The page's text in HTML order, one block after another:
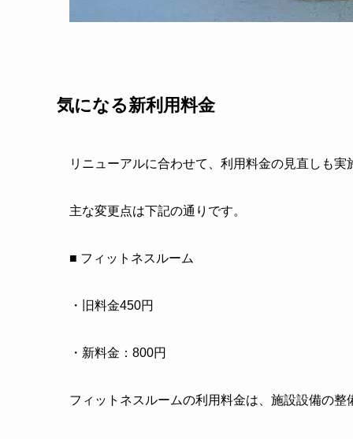
気になる新利用料金
リニューアルに合わせて、利用料金の見直しも実
主な変更点は下記の通りです。
■ フィットネスルーム
・旧料金450円
・新料金：800円
フィットネスルームの利用料金は、施設設備の